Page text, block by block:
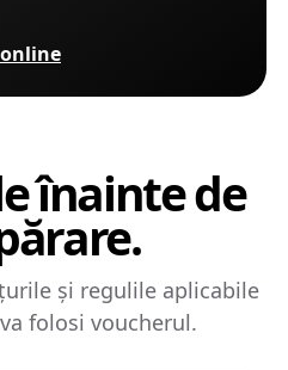
înainte de
și regulile aplicabile
folosi voucherul.